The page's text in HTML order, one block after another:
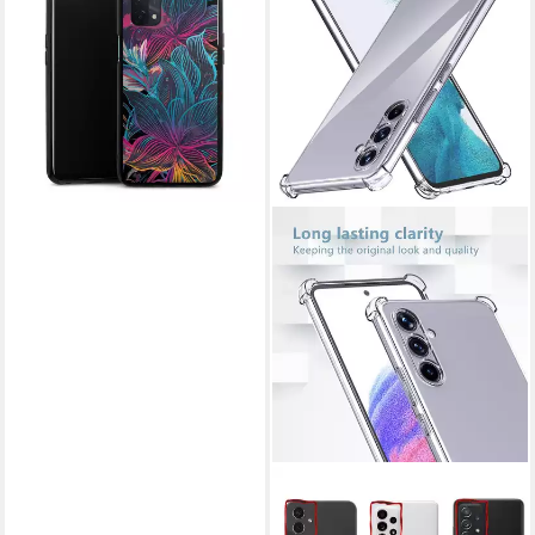
Neon Flower Power, Oppo
A54 5G Silikon Hülle Bumper
Case Handy Schutzhülle
lieferbar - in 5-6 Werktagen bei dir
Handyhülle Anti Shock